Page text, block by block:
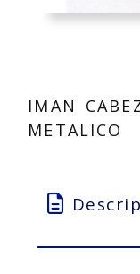
IMAN
METALICO